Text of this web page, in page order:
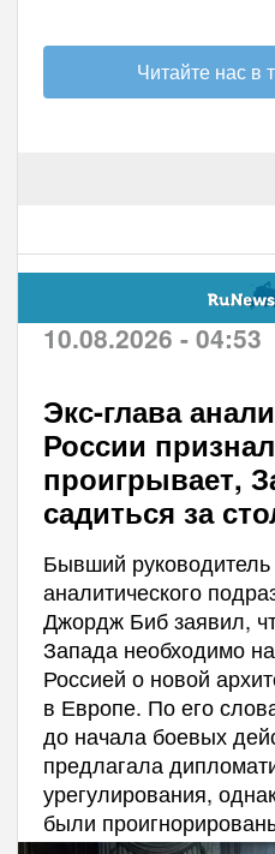
Читайте нас в
10.08.2026 - 04:53
Экс-глава
России
проигрывает,
садиться за
Бывший руководитель
аналитического
Джордж Биб заявил,
Запада необходимо
Россией о новой
в Европе. По его
до начала боевых
предлагала
урегулирования,
были